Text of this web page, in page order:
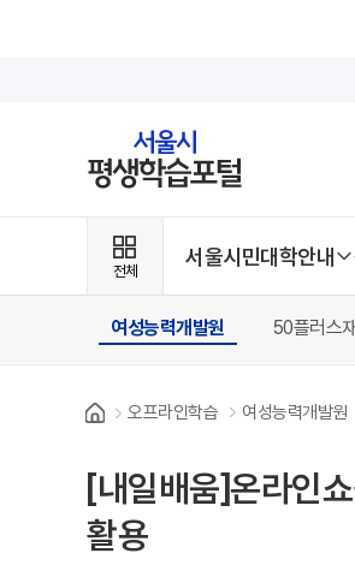
전체
서울시민대학안내
여성능력개발원 50플러스
Home
오프라인학습 여성능력개발원
[내일배움]온라인
활용